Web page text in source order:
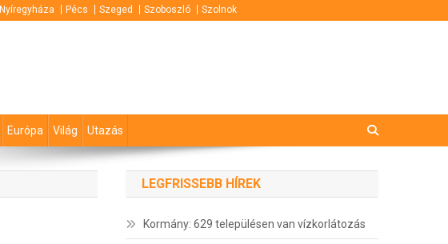
Nyíregyháza Pécs Szeged Szoboszló Szolnok
Európa Világ Utazás
LEGFRISSEBB HÍREK
Kormány: 629 településen van vízkorlátozás